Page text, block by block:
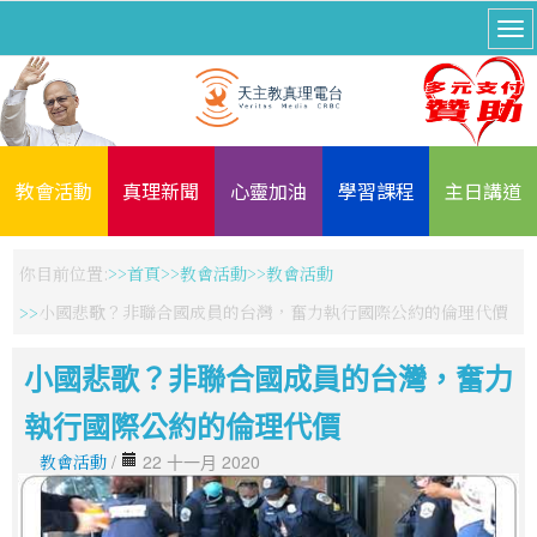
教會活動 真理新聞 心靈加油 學習課程 主日講道
你目前位置: 首頁 教會活動
教會活動
小國悲歌？非聯合國成員的台灣，奮力執行國際公約的倫理代價
小國悲歌？非聯合國成員的台灣，奮力
執行國際公約的倫理代價
教會活動 / 22 十一月 2020